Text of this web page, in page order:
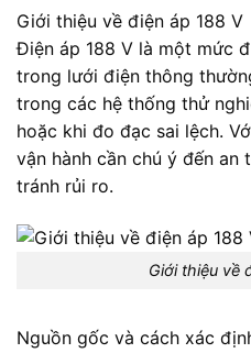
Giới thiệu về điện áp 188 V
Điện áp 188 V là một mức
trong lưới điện thông
trong các hệ thống thử
hoặc khi đo đạc sai lệch.
vận hành cần chú ý đến an
tránh rủi ro.
Giới thiệu về
Nguồn gốc và cách xác